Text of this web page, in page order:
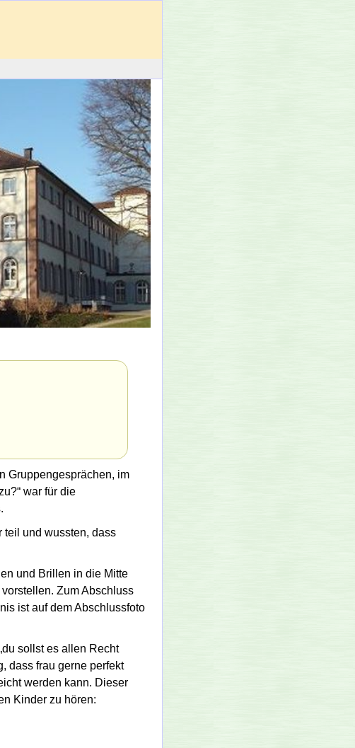
Gruppen­gesprächen, im
war für die
teil und wussten, dass
und Brillen in die Mitte
Zum Abschluss
ist auf dem Abschlussfoto
du sollst es allen Recht
dass frau gerne perfekt
werden kann. Dieser
Kinder zu hören: